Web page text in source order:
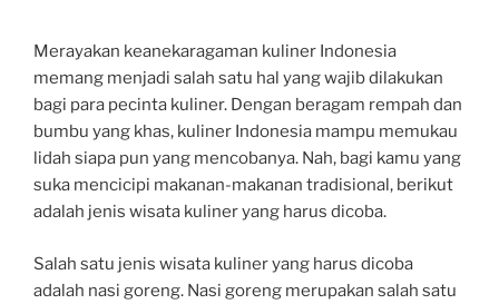
Merayakan keanekaragaman kuliner Indonesia
memang menjadi salah satu hal yang wajib dilakukan
bagi para pecinta kuliner. Dengan beragam rempah dan
bumbu yang khas, kuliner Indonesia mampu memukau
lidah siapa pun yang mencobanya. Nah, bagi kamu yang
suka mencicipi makanan-makanan tradisional, berikut
adalah jenis wisata kuliner yang harus dicoba.
Salah satu jenis wisata kuliner yang harus dicoba
adalah nasi goreng. Nasi goreng merupakan salah satu